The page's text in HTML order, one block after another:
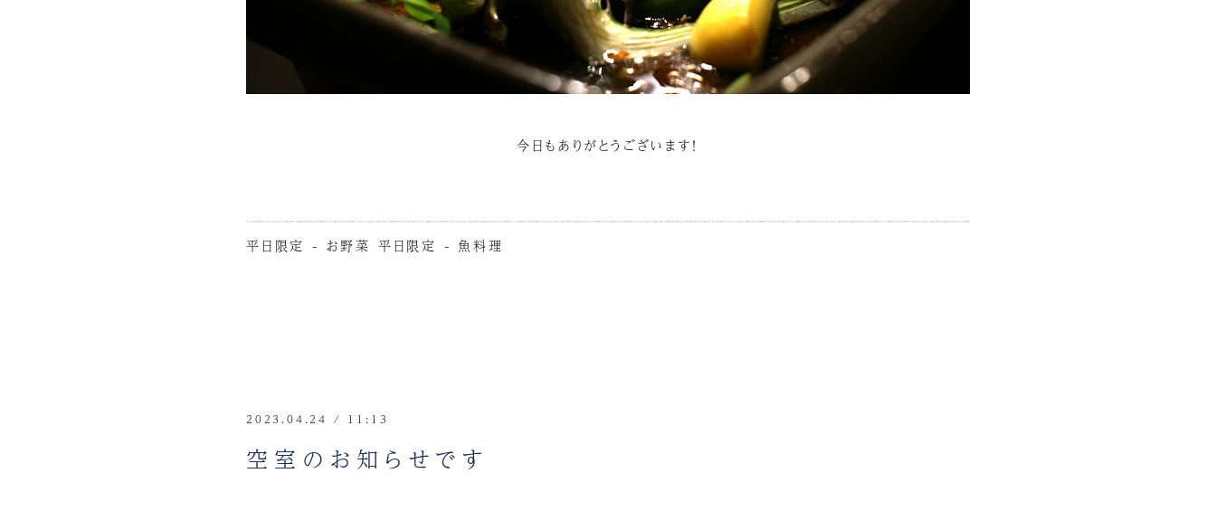
今日もありがとうございます！
平日限定 - お野菜 平日限定 - 魚料理
2023.04.24 / 11:13
空室のお知らせです